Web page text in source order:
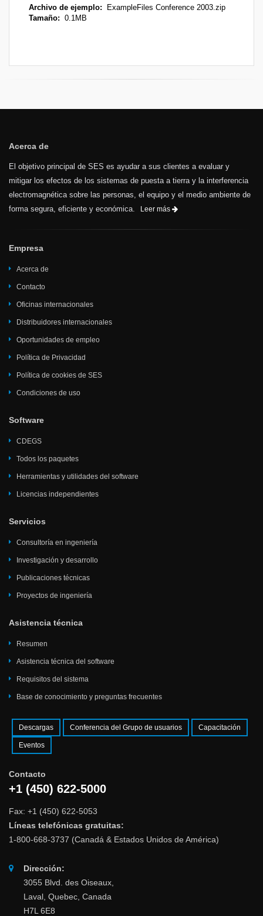
Archivo de ejemplo:
ExampleFiles Conference 2003.zip
Tamaño: 0.1MB
Acerca de
El objetivo principal de SES es ayudar a sus clientes a evaluar y
mitigar los efectos de los sistemas de puesta a tierra y la interferencia
electromagnética sobre las personas, el equipo y el medio ambiente de
forma segura, eficiente y económica.
Leer más
Empresa
Acerca de
Contacto
Oficinas internacionales
Distribuidores internacionales
Oportunidades de empleo
Política de Privacidad
Política de cookies de SES
Condiciones de uso
Software
CDEGS
Todos los paquetes
Herramientas y utilidades del software
Licencias independientes
Servicios
Consultoría en ingeniería
Investigación y desarrollo
Publicaciones técnicas
Proyectos de ingeniería
Asistencia técnica
Resumen
Asistencia técnica del software
Requisitos del sistema
Base de conocimiento y preguntas frecuentes
Descargas Conferencia del Grupo de usuarios Capacitación
Eventos
Contacto
+1 (450) 622-5000
Fax: +1 (450) 622-5053
Líneas telefónicas gratuitas:
1-800-668-3737 (Canadá & Estados Unidos de América)
Dirección:
3055 Blvd. des Oiseaux,
Laval, Quebec, Canada
H7L 6E8